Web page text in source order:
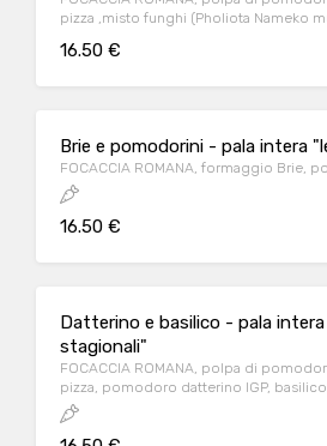
pizza ,misto funghi (Pholiota Nameko
16.50 €
Brie e pomodorini - pala intera
FOCACCIA ROMANA, formaggio Brie,
16.50 €
Datterino e basilico - pala
stagionali"
FOCACCIA ROMANA, polpa di
pizza, pomodoro datterino IGP, basilico